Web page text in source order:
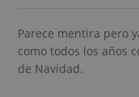
Parece mentira pero
como todos los años
de Navidad.